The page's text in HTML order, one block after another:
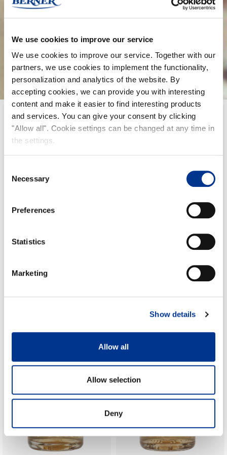
We use cookies to improve our service
We use cookies to improve our service. Together with our
partners, we use cookies to implement the functionality,
personalization and analytics of the website. By
accepting cookies, we can provide you with interesting
content and make it easier to find interesting products
and services. You can give your consent by clicking
"Allow all". Cookie settings can be changed at any time in
the settings.
Selection
Necessary
Preferences
Statistics
Marketing
Show details
Allow all
Allow selection
Deny
Viinietikat